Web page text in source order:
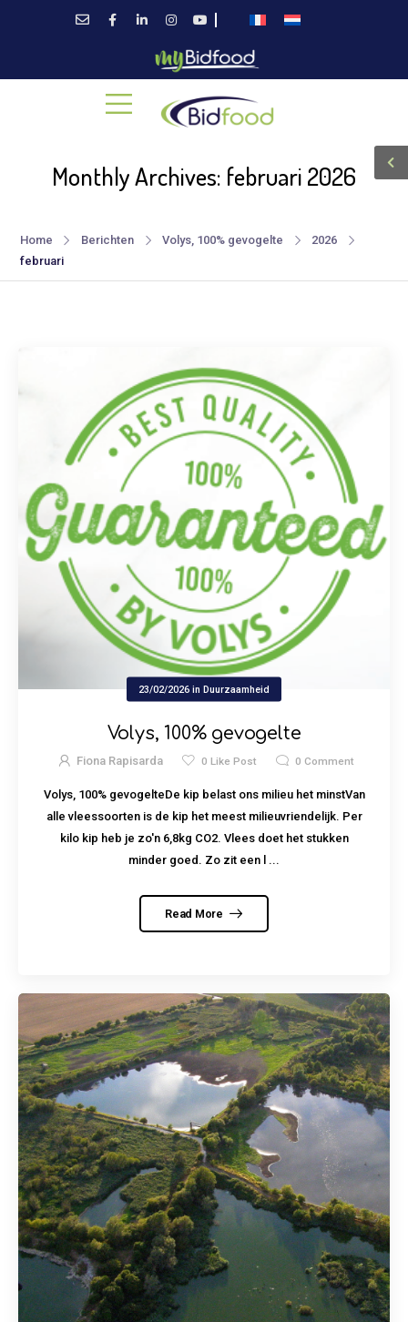
Monthly Archives: februari 2026
Home Berichten Volys, 100% gevogelte
2026
februari
23/02/2026 in Duurzaamheid
Volys, 100% gevogelte
Fiona Rapisarda 0 Like Post 0 Comment
Volys, 100% gevogelteDe kip belast ons milieu het minstVan
alle vleessoorten is de kip het meest milieuvriendelijk. Per
kilo kip heb je zo'n 6,8kg CO2. Vlees doet het stukken
minder goed. Zo zit een l ...
Read More